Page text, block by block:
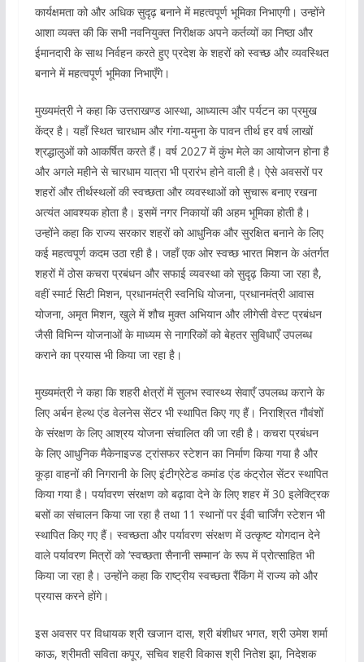
कार्यक्षमता को और अधिक सुदृढ़ बनाने में महत्वपूर्ण भूमिका निभाएगी। उन्होंने
आशा व्यक्त की कि सभी नवनियुक्त निरीक्षक अपने कर्तव्यों का निष्ठा और
ईमानदारी के साथ निर्वहन करते हुए प्रदेश के शहरों को स्वच्छ और व्यवस्थित
बनाने में महत्वपूर्ण भूमिका निभाएँगे।
मुख्यमंत्री ने कहा कि उत्तराखण्ड आस्था, आध्यात्म और पर्यटन का प्रमुख
केंद्र है। यहाँ स्थित चारधाम और गंगा-यमुना के पावन तीर्थ हर वर्ष लाखों
श्रद्धालुओं को आकर्षित करते हैं। वर्ष 2027 में कुंभ मेले का आयोजन होना है
और अगले महीने से चारधाम यात्रा भी प्रारंभ होने वाली है। ऐसे अवसरों पर
शहरों और तीर्थस्थलों की स्वच्छता और व्यवस्थाओं को सुचारू बनाए रखना
अत्यंत आवश्यक होता है। इसमें नगर निकायों की अहम भूमिका होती है।
उन्होंने कहा कि राज्य सरकार शहरों को आधुनिक और सुरक्षित बनाने के लिए
कई महत्वपूर्ण कदम उठा रही है। जहाँ एक ओर स्वच्छ भारत मिशन के अंतर्गत
शहरों में ठोस कचरा प्रबंधन और सफाई व्यवस्था को सुदृढ़ किया जा रहा है,
वहीं स्मार्ट सिटी मिशन, प्रधानमंत्री स्वनिधि योजना, प्रधानमंत्री आवास
योजना, अमृत मिशन, खुले में शौच मुक्त अभियान और लीगेसी वेस्ट प्रबंधन
जैसी विभिन्न योजनाओं के माध्यम से नागरिकों को बेहतर सुविधाएँ उपलब्ध
कराने का प्रयास भी किया जा रहा है।
मुख्यमंत्री ने कहा कि शहरी क्षेत्रों में सुलभ स्वास्थ्य सेवाएँ उपलब्ध कराने के
लिए अर्बन हेल्थ एंड वेलनेस सेंटर भी स्थापित किए गए हैं। निराश्रित गौवंशों
के संरक्षण के लिए आश्रय योजना संचालित की जा रही है। कचरा प्रबंधन
के लिए आधुनिक मैकेनाइज्ड ट्रांसफर स्टेशन का निर्माण किया गया है और
कूड़ा वाहनों की निगरानी के लिए इंटीग्रेटेड कमांड एंड कंट्रोल सेंटर स्थापित
किया गया है। पर्यावरण संरक्षण को बढ़ावा देने के लिए शहर में 30 इलेक्ट्रिक
बसों का संचालन किया जा रहा है तथा 11 स्थानों पर ईवी चार्जिंग स्टेशन भी
स्थापित किए गए हैं। स्वच्छता और पर्यावरण संरक्षण में उत्कृष्ट योगदान देने
वाले पर्यावरण मित्रों को ‘स्वच्छता सैनानी सम्मान’ के रूप में प्रोत्साहित भी
किया जा रहा है। उन्होंने कहा कि राष्ट्रीय स्वच्छता रैंकिंग में राज्य को और
प्रयास करने होंगे।
इस अवसर पर विधायक श्री खजान दास, श्री बंशीधर भगत, श्री उमेश शर्मा
काऊ, श्रीमती सविता कपूर, सचिव शहरी विकास श्री नितेश झा, निदेशक